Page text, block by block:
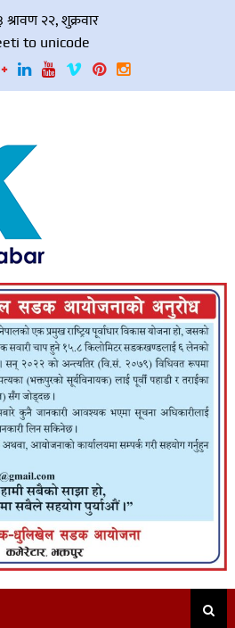
श्रावण २२, शुक्रवार
to unicode